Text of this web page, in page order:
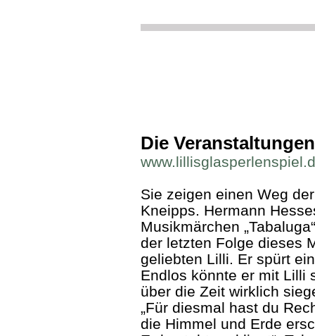
Die
Sie zeigen einen Weg
Kneipps. Hermann
Musikmärchen
der letzten Folge dieses
geliebten Lilli. Er spürt
Endlos könnte er mit Lilli
über die Zeit wirklich
„Für diesmal hast du
die Himmel und Erde